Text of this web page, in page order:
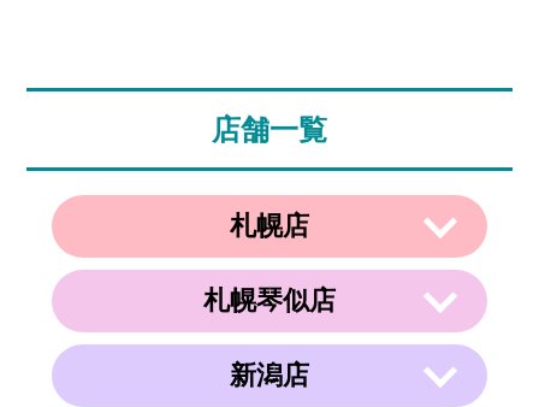
店舗一覧
札幌店
〒003-0002
北海道札幌市白石区東札幌２条２丁目４
札幌琴似店
〒063-0811
北海道札幌市西区琴似１条５丁目４−１
新潟店